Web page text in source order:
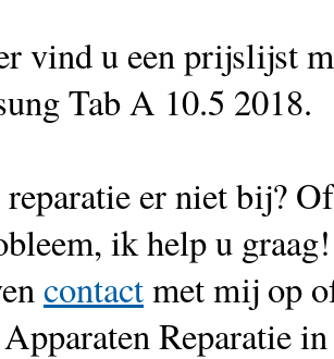
vind u een prijslijst
Tab A 10.5 2018.
er niet bij?
ik help u graag!
contactmet mij op
Reparatie